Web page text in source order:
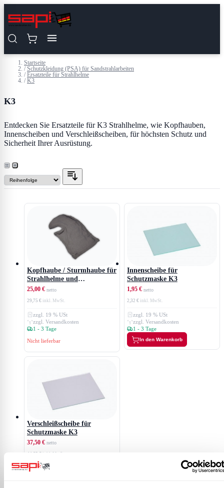
Startseite
/ Schutzkleidung (PSA) für Sandstrahlarbeiten
/ Ersatzteile für Strahlhelme
/ K3
K3
Entdecken Sie Ersatzteile für K3 Strahlhelme, wie Kopfhauben,
Innenscheiben und Verschleißscheiben, für höchsten Schutz und
Sicherheit Ihrer Ausrüstung.
Kopfhaube / Sturmhaube für
Strahlhelme und
Schutzmasken
29,75 €
25,00 €
zzgl. 19 % USt
zzgl. Versandkosten
1 - 3 Tage
Nicht lieferbar
Innenscheibe für
Schutzmaske K3
2,32 €
1,95 €
zzgl. 19 % USt
zzgl. Versandkosten
1 - 3 Tage
In den Warenkorb
Verschleißscheibe für
Schutzmaske K3
44,63 €
37,50 €
zzgl. 19 % USt